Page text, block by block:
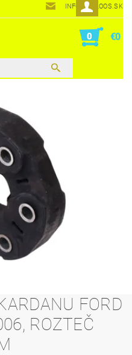
INFO@POLOOS.SK
0 €0
FORD
ROZTEČ